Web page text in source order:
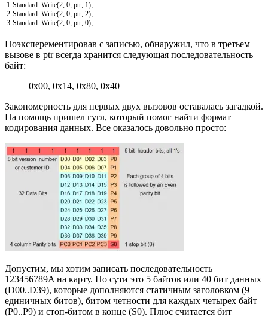
1
2
3
Standard_Write(2, 0, ptr, 1);
Standard_Write(2, 0, ptr, 2);
Standard_Write(2, 0, ptr, 0);
Поэксперементировав с записью, обнаружил, что в третьем
вызове в ptr всегда хранится следующая последовательность
байт:
0x00, 0x14, 0x80, 0x40
Закономерность для первых двух вызовов оставалась загадкой.
На помощь пришел гугл, который помог найти формат
кодирования данных. Все оказалось довольно просто:
Допустим, мы хотим записать последовательность
123456789A на карту. По сути это 5 байтов или 40 бит данных
(D00..D39), которые дополняются статичным заголовком (9
единичных битов), битом четности для каждых четырех байт
(P0..P9) и стоп-битом в конце (S0). Плюс считается бит